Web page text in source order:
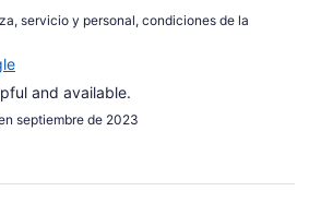
servicio y personal, condiciones de la
and available.
septiembre de 2023